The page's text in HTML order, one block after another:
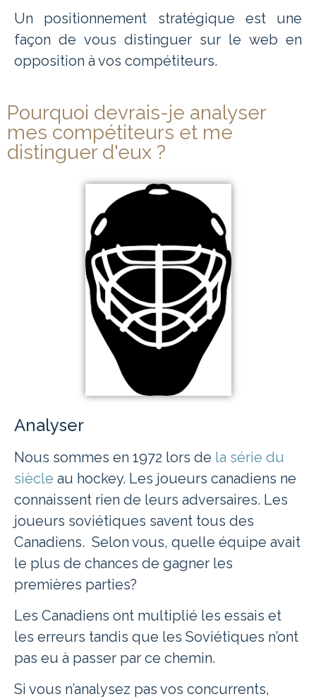
Un positionnement stratégique est une
façon de vous distinguer sur le web en
opposition à vos compétiteurs.
Pourquoi devrais-je analyser
mes compétiteurs et me
distinguer d'eux ?
Analyser
Nous sommes en 1972 lors de la série du
siècle au hockey. Les joueurs canadiens ne
connaissent rien de leurs adversaires. Les
joueurs soviétiques savent tous des
Canadiens. Selon vous, quelle équipe avait
le plus de chances de gagner les
premières parties?
Les Canadiens ont multiplié les essais et
les erreurs tandis que les Soviétiques n’ont
pas eu à passer par ce chemin.
Si vous n’analysez pas vos concurrents,